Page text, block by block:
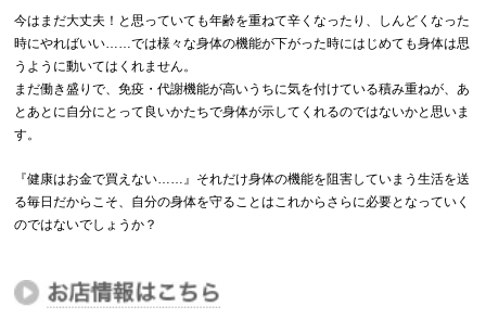
今はまだ大丈夫！と思っていても年齢を重ねて辛くなったり、しんどくなった
時にやればいい……では様々な身体の機能が下がった時にはじめても身体は思
うように動いてはくれません。
まだ働き盛りで、免疫・代謝機能が高いうちに気を付けている積み重ねが、あ
とあとに自分にとって良いかたちで身体が示してくれるのではないかと思いま
す。
『健康はお金で買えない……』それだけ身体の機能を阻害していまう生活を送
る毎日だからこそ、自分の身体を守ることはこれからさらに必要となっていく
のではないでしょうか？